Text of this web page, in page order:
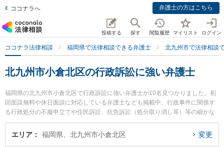
ココナラへ 弁護士の方はこちら
投稿する 探す 閲覧履歴 マイリスト ログイン
ココナラ法律相談 福岡県で法律相談できる弁護士 北九州市で法律相談
北九州市小倉北区の行政訴訟に強い弁護士
福岡県の北九州市小倉北区で行政訴訟に強い弁護士が10名見つかりました。初
回面談無料や休日面談に対応している弁護士なども掲載中。行政事件に関係す
る行政処分の不服申立てや住民訴訟、抗告訴訟（処分取り消し等）等の細かな
分野での絞り込み検索もでき便利です。特に清風法律事務所の祖父江 弘美弁護
士やネクスパート法律事務所 北九州オフィスの加地 彰吾弁護士、北九州第一法
エリア 福岡県、北九州市小倉北区 変更